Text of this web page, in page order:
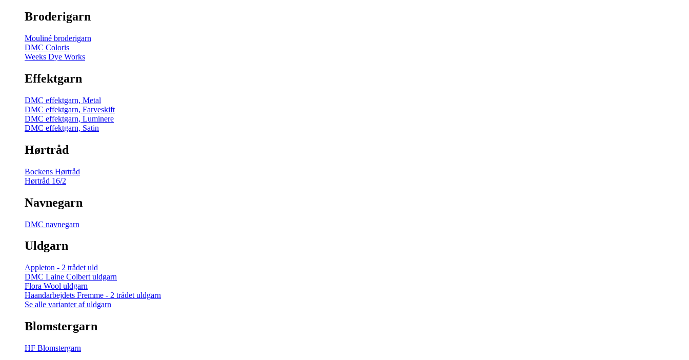
Broderigarn
Mouliné broderigarn
DMC Coloris
Weeks Dye Works
Effektgarn
DMC effektgarn, Metal
DMC effektgarn, Farveskift
DMC effektgarn, Luminere
DMC effektgarn, Satin
Hørtråd
Bockens Hørtråd
Hørtråd 16/2
Navnegarn
DMC navnegarn
Uldgarn
Appleton - 2 trådet uld
DMC Laine Colbert uldgarn
Flora Wool uldgarn
Haandarbejdets Fremme - 2 trådet uldgarn
Se alle varianter af uldgarn
Blomstergarn
HF Blomstergarn